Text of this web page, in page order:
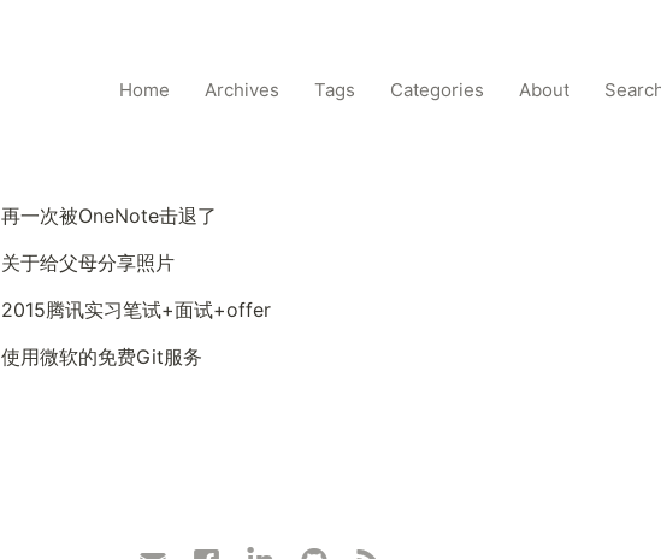
Home Archives Tags Categories About
再一次被OneNote击退了
关于给父母分享照片
2015腾讯实习笔试+面试+offer
使用微软的免费Git服务